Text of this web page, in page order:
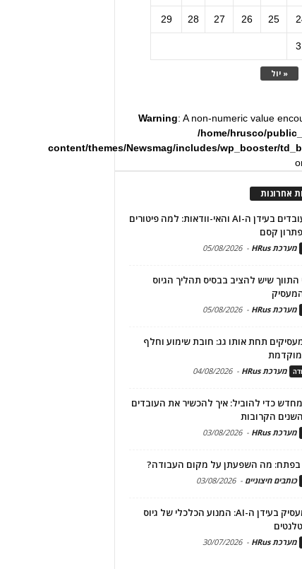
« יול
25
26
27
28
29
Warning: A non-numeric value
/home/hrusco/
content/themes/Newsmag/includes/wp_booster/
אחרונות
שימור עובדים בעידן ה-AI והאי-וודאות: למה פיטורים
קסם
מערכת HRus -
05/08/2026
התווך שיש להציב בבסיס תהליך הגיוס
מערכת HRus -
05/08/2026
מעסיקים תחת אותו גג: חובת שימוע וחלף
מערכת HRus -
04/08/2026
כדי להוביל: איך להכשיר את העובדים
הקרובות
מערכת HRus -
03/08/2026
בפתח: מה השפעתן על מקום העבודה?
כותבים חיצוניים -
03/08/2026
מיתוג מעסיק בעידן ה-AI: המנוע הכלכלי של גיוס
מערכת HRus -
30/07/2026